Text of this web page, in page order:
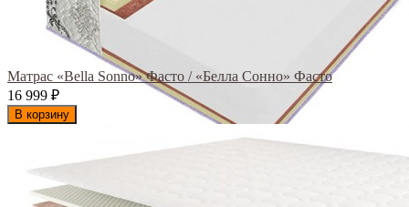
Матрас «Bella Sonno» Фасто / «Белла Сонно» Фасто
16 999 ₽
В корзину